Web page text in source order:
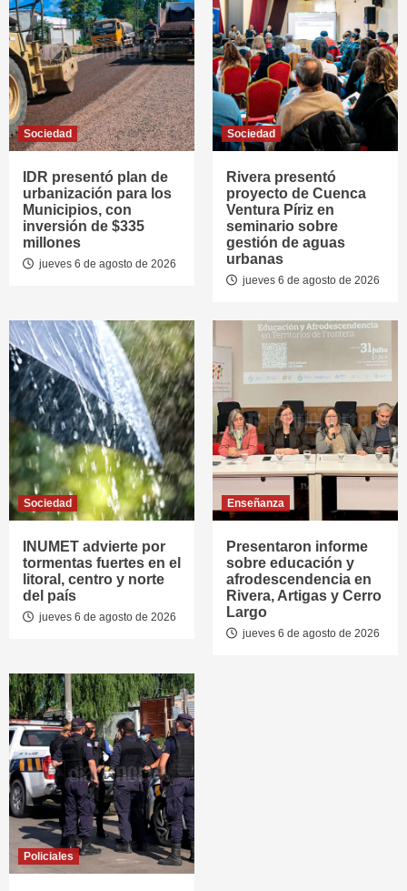
Sociedad
IDR presentó plan de
urbanización para los
Municipios, con
inversión de $335
millones
jueves 6 de agosto de 2026
Sociedad
Rivera presentó
proyecto de Cuenca
Ventura Píriz en
seminario sobre
gestión de aguas
urbanas
jueves 6 de agosto de 2026
Sociedad
INUMET advierte por
tormentas fuertes en el
litoral, centro y norte
del país
jueves 6 de agosto de 2026
Enseñanza
Presentaron informe
sobre educación y
afrodescendencia en
Rivera, Artigas y Cerro
Largo
jueves 6 de agosto de 2026
Policiales